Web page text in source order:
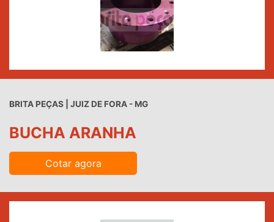
BRITA PEÇAS | JUIZ DE FORA - MG
BUCHA ARANHA
Cotar agora